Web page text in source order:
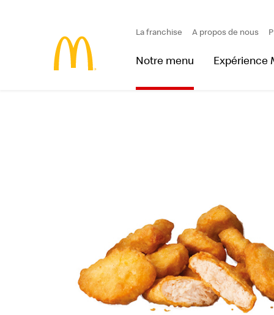
Notre menu Expérience
La franchise A propos de nous